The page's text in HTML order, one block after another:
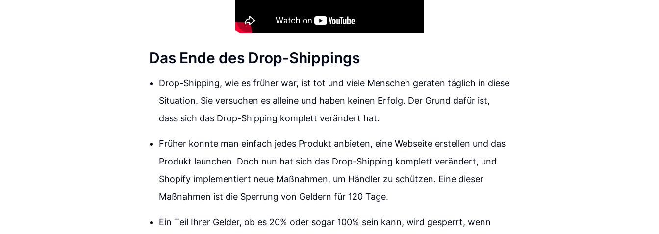
Das Ende des Drop-Shippings
Drop-Shipping, wie es früher war, ist tot und viele Menschen geraten täglich in diese
Situation. Sie versuchen es alleine und haben keinen Erfolg. Der Grund dafür ist,
dass sich das Drop-Shipping komplett verändert hat.
Früher konnte man einfach jedes Produkt anbieten, eine Webseite erstellen und das
Produkt launchen. Doch nun hat sich das Drop-Shipping komplett verändert, und
Shopify implementiert neue Maßnahmen, um Händler zu schützen. Eine dieser
Maßnahmen ist die Sperrung von Geldern für 120 Tage.
Ein Teil Ihrer Gelder, ob es 20% oder sogar 100% sein kann, wird gesperrt, wenn